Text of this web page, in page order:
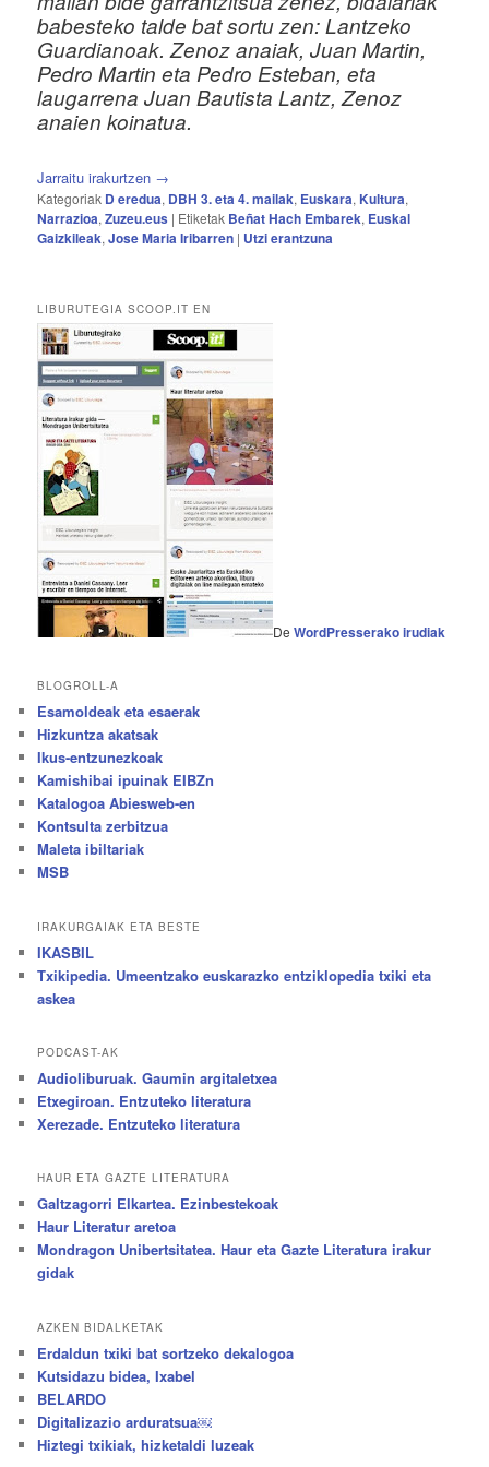
babesteko talde bat sortu zen: Lantzeko
Guardianoak. Zenoz anaiak, Juan Martin,
Pedro Martin eta Pedro Esteban, eta
laugarrena Juan Bautista Lantz, Zenoz
anaien koinatua.
Jarraitu irakurtzen →
Kategoriak D eredua, DBH 3. eta 4. mailak, Euskara, Kultura,
Narrazioa,Zuzeu.eus | Etiketak Beñat Hach Embarek, Euskal
Gaizkileak,Jose Maria Iribarren | Utzi erantzuna
LIBURUTEGIA SCOOP.IT EN
DeWordPresserako irudiak
BLOGROLL-A
Esamoldeak eta esaerak
Hizkuntza akatsak
Ikus-entzunezkoak
Kamishibai ipuinak EIBZn
Katalogoa Abiesweb-en
Kontsulta zerbitzua
Maleta ibiltariak
MSB
IRAKURGAIAK ETA BESTE
IKASBIL
Txikipedia. Umeentzako euskarazko entziklopedia txiki eta
askea
PODCAST-AK
Audioliburuak. Gaumin argitaletxea
Etxegiroan. Entzuteko literatura
Xerezade. Entzuteko literatura
HAUR ETA GAZTE LITERATURA
Galtzagorri Elkartea. Ezinbestekoak
Haur Literatur aretoa
Mondragon Unibertsitatea. Haur eta Gazte Literatura irakur
gidak
AZKEN BIDALKETAK
Erdaldun txiki bat sortzeko dekalogoa
Kutsidazu bidea, Ixabel
BELARDO
Digitalizazio arduratsua￼
Hiztegi txikiak, hizketaldi luzeak